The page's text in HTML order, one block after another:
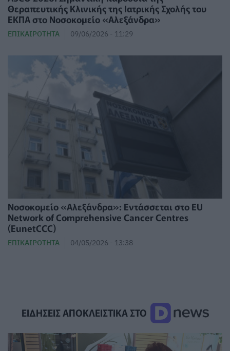
Θεραπευτικής Κλινικής της Ιατρικής Σχολής του
ΕΚΠΑ στο Νοσοκομείο «Αλεξάνδρα»
ΕΠΙΚΑΙΡΌΤΗΤΑ 09/06/2026 - 11:29
Νοσοκομείο «Αλεξάνδρα»: Εντάσσεται στο EU
Network of Comprehensive Cancer Centres
(EunetCCC)
ΕΠΙΚΑΙΡΌΤΗΤΑ 04/05/2026 - 13:38
ΕΙΔΗΣΕΙΣ ΑΠΟΚΛΕΙΣΤΙΚΑ ΣΤΟ